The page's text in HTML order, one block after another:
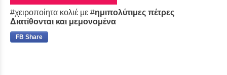
#χειροποίητα κολιέ με #ημιπολύτιμες πέτρες
Διατίθονται και μεμονομένα
FB Share